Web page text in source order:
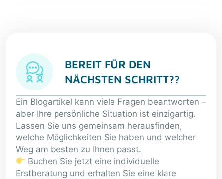
BEREIT FÜR DEN
NÄCHSTEN SCHRITT??
Ein Blogartikel kann viele Fragen beantworten –
aber Ihre persönliche Situation ist einzigartig.
Lassen Sie uns gemeinsam herausfinden,
welche Möglichkeiten Sie haben und welcher
Weg am besten zu Ihnen passt.
Buchen Sie jetzt eine individuelle
Erstberatung und erhalten Sie eine klare